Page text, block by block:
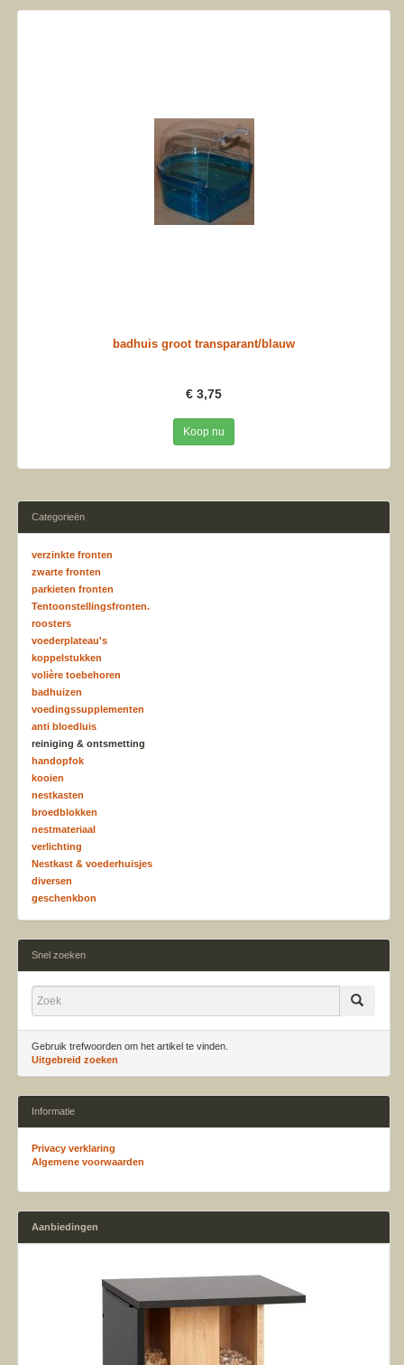
badhuis groot transparant/blauw
€ 3,75
Koop nu
Categorieën
verzinkte fronten
zwarte fronten
parkieten fronten
Tentoonstellingsfronten.
roosters
voederplateau's
koppelstukken
volière toebehoren
badhuizen
voedingssupplementen
anti bloedluis
reiniging & ontsmetting
handopfok
kooien
nestkasten
broedblokken
nestmateriaal
verlichting
Nestkast & voederhuisjes
diversen
geschenkbon
Snel zoeken
Gebruik trefwoorden om het artikel te vinden.
Uitgebreid zoeken
Informatie
Privacy verklaring
Algemene voorwaarden
Aanbiedingen